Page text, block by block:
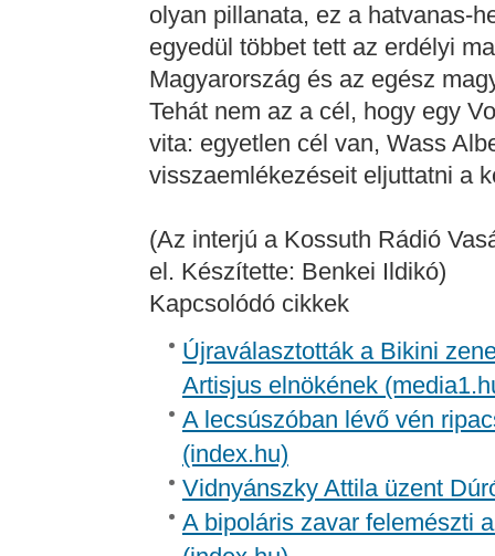
olyan pillanata, ez a hatvanas-
egyedül többet tett az erdélyi
Magyarország és az egész
Tehát nem az a cél, hogy egy
vita: egyetlen cél van, Wass
visszaemlékezéseit eljuttatni a
(Az interjú a Kossuth Rádió
el. Készítette: Benkei Ildikó)
Kapcsolódó cikkek
Újraválasztották a Bikini
Artisjus elnökének
A lecsúszóban lévő vén
(index.hu)
Vidnyánszky Attila üzent
A bipoláris zavar felemészti